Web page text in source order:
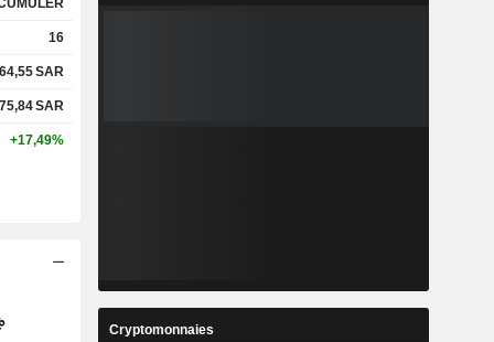
16
64,55SAR
75,84SAR
+17,49%
Cryptomonnaies